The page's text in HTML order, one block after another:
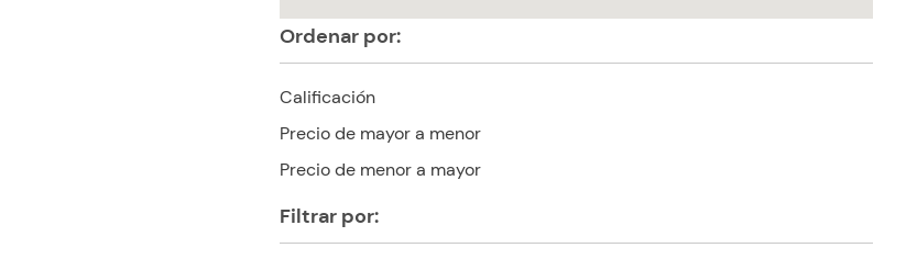
Ordenar por:
Calificación
Precio de mayor a menor
Precio de menor a mayor
Filtrar por: